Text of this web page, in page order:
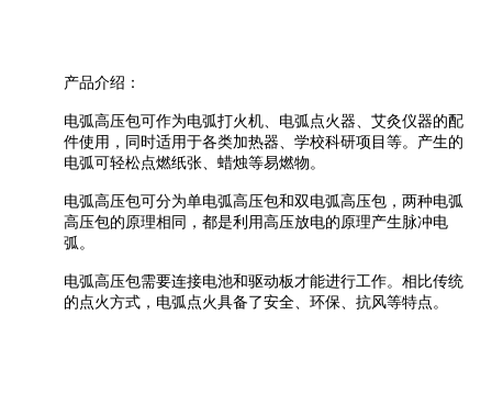
产品介绍：
电弧高压包可作为电弧打火机、电弧点火器、艾灸仪器的配
件使用，同时适用于各类加热器、学校科研项目等。产生的
电弧可轻松点燃纸张、蜡烛等易燃物。
电弧高压包可分为单电弧高压包和双电弧高压包，两种电弧
高压包的原理相同，都是利用高压放电的原理产生脉冲电
弧。
电弧高压包需要连接电池和驱动板才能进行工作。相比传统
的点火方式，电弧点火具备了安全、环保、抗风等特点。